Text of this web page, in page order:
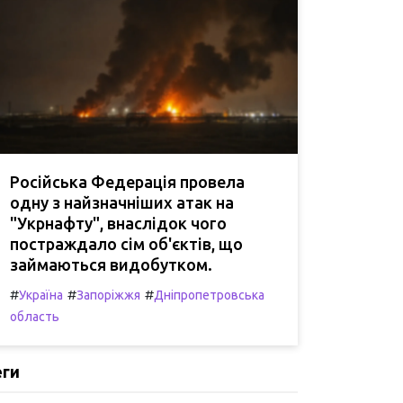
Російська Федерація провела
одну з найзначніших атак на
"Укрнафту", внаслідок чого
постраждало сім об'єктів, що
займаються видобутком.
#Україна #Запоріжжя #Дніпропетровська
область